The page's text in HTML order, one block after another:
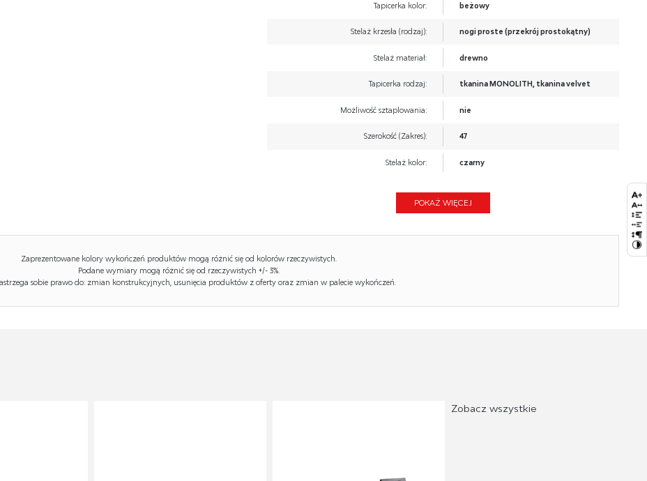
Tapicerka kolor: beżowy
Stelaż krzesła (rodzaj): nogi proste (przekrój prostokątny)
Stelaż materiał: drewno
Tapicerka rodzaj: tkanina MONOLITH, tkanina velvet
Możliwość sztaplowania: nie
Szerokość (Zakres): 47
Stelaż kolor: czarny
Wysokość siedziska: 47
POKAŻ WIĘCEJ
Zaprezentowane kolory wykończeń produktów mogą różnić się od kolorów rzeczywistych.
Podane wymiary mogą różnić się od rzeczywistych +/- 3%.
sobie prawo do: zmian konstrukcyjnych, usunięcia produktów z oferty oraz zmian w palecie wykończeń.
Zobacz wszystkie